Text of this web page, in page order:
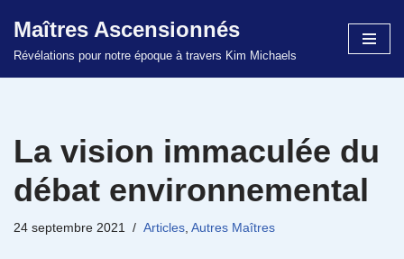
Aller
Maîtres Ascensionnés
Révélations pour notre époque à travers Kim Michaels
La vision immaculée du
débat environnemental
24 septembre 2021 Articles, Autres Maîtres